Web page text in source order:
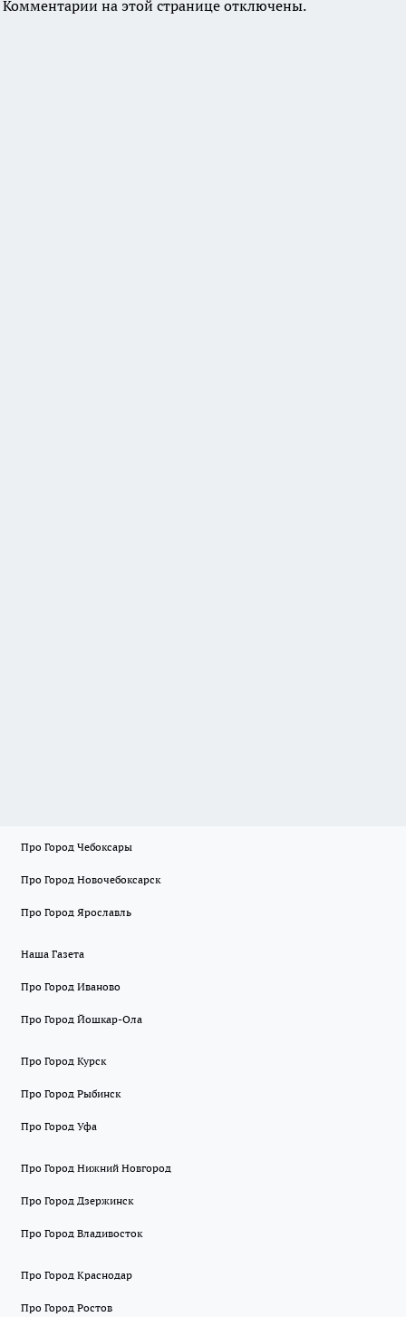
Комментарии на этой странице отключены.
Про Город Чебоксары
Про Город Новочебоксарск
Про Город Ярославль
Наша Газета
Про Город Иваново
Про Город Йошкар-Ола
Про Город Курск
Про Город Рыбинск
Про Город Уфа
Про Город Нижний Новгород
Про Город Дзержинск
Про Город Владивосток
Про Город Краснодар
Про Город Ростов